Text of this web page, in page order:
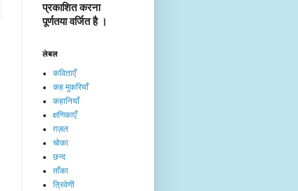
प्रकाशित करना
पूर्णतया वर्जित है ।
लेबल
कविताएँ
कह मुकरियाँ
कहानियाँ
क्षणिकाएँ
ग़ज़ल
चोका
छन्द
ताँका
त्रिवेणी